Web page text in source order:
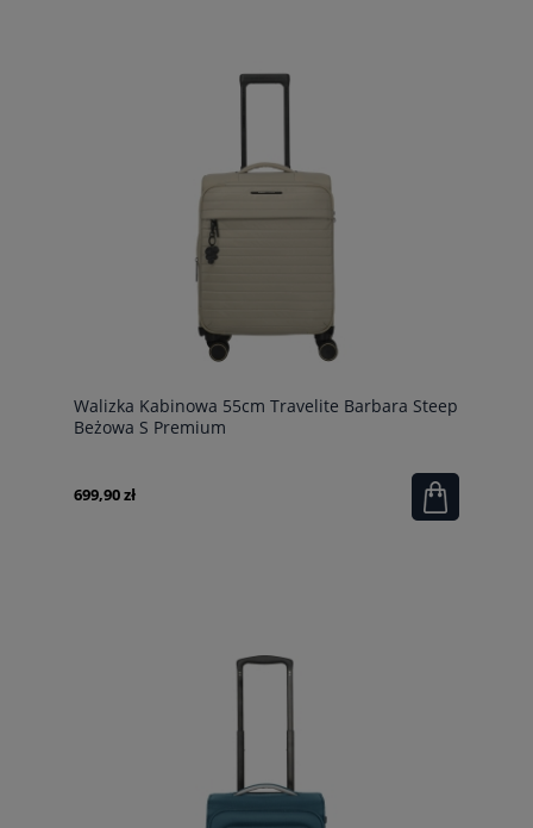
Walizka Kabinowa 55cm Travelite Barbara Steep
Beżowa S Premium
699,90 zł